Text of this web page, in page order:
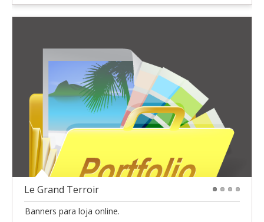
Le Grand Terroir
Banners para loja online.